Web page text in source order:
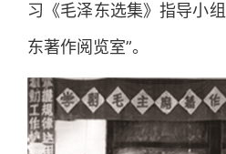
习《毛泽东选集》指导小
东著作阅览室”。